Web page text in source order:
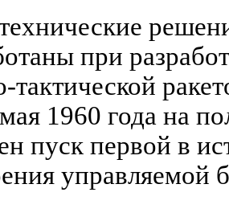
при
тактической
1960 года на
пуск первой в
управляемой